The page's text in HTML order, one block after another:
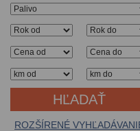
ROZŠÍRENÉ